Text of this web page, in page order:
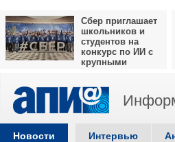
Сбер приглашает
школьников и
студентов на
конкурс по ИИ с
крупными
Новости Интервью